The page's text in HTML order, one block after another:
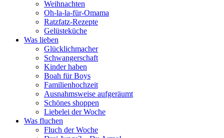
Weihnachten
Oh-la-la-für-Omama
Ratzfatz-Rezepte
Gelüsteküche
Was lieben
Glücklichmacher
Schwangerschaft
Kinder haben
Boah für Boys
Familienhochzeit
Ausnahmsweise aufgeräumt
Schönes shoppen
Liebelei der Woche
Was fluchen
Fluch der Woche